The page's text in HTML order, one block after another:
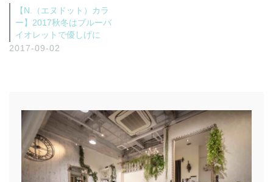
【N.（エヌドット）カラ
ー】2017秋冬はブルーバ
イオレットで優しげに
2017-09-02